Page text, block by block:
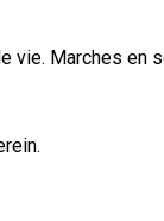
Marches